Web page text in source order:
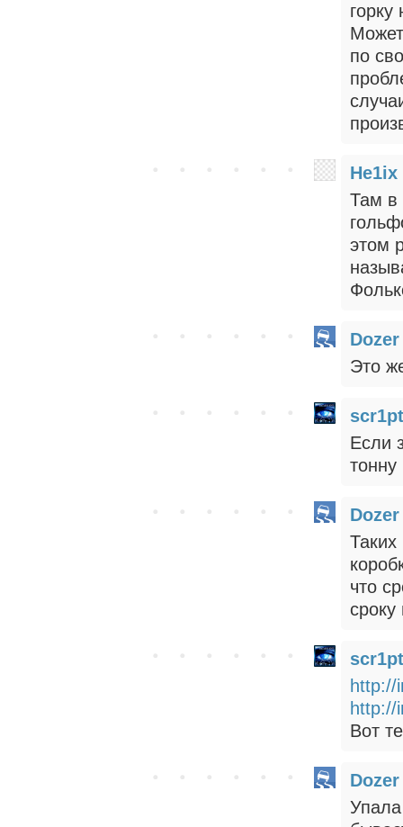
по
He1ix
Там в
этом
Dozer
Это
scr1pt
Если
тонну
Dozer
что
сроку
scr1pt
http://
http://
Вот
Dozer